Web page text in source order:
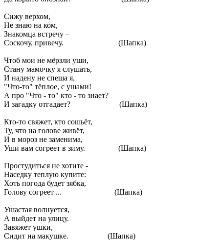
Сижу верхом,
Не знаю на ком,
Знакомца встречу –
Соскочу, привечу. (Шапка)
Чтоб мои не мёрзли уши,
Стану мамочку я слушать,
И надену не спеша я,
"Что-то" тёплое, с ушами!
А про "Что - то" кто - то знает?
И загадку отгадает? (Шапка)
Кто-то свяжет, кто сошьёт,
Ту, что на голове живёт,
И в мороз не заменима,
Уши вам согреет в зиму. (Шапка)
Простудиться не хотите -
Наседку теплую купите:
Хоть погода будет зябка,
Голову согреет ... (Шапка)
Ушастая волнуется,
А выйдет на улицу.
Завяжет ушки,
Сидит на макушке. (Шапка)